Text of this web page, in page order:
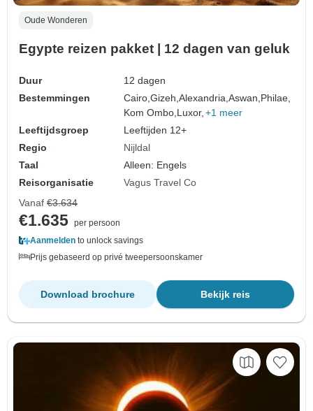
Oude Wonderen
Egypte reizen pakket | 12 dagen van geluk
Duur
12 dagen
Bestemmingen
Cairo,Gizeh,Alexandria,Aswan, Philae,
Kom Ombo, Luxor, +1 meer
Leeftijdsgroep
Leeftijden 12+
Regio
Nijldal
Taal
Alleen: Engels
Reisorganisatie
Vagus Travel Co
Vanaf €3.634
€1.635 per persoon
Aanmelden to unlock savings
Prijs gebaseerd op privé tweepersoonskamer
Bekijk reis
Download brochure